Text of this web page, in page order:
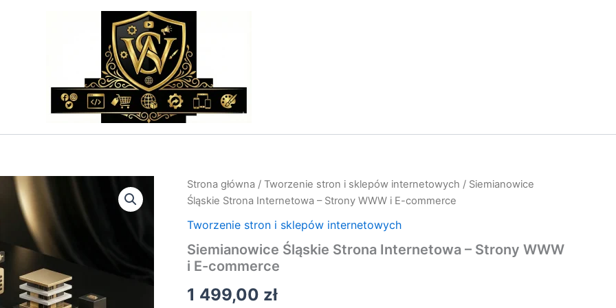
Strona główna / Tworzenie stron i sklepów internetowych / Siemianowice
Śląskie Strona Internetowa – Strony WWW i E-commerce
Tworzenie stron i sklepów internetowych
Siemianowice Śląskie Strona Internetowa – Strony WWW
i E-commerce
1 499,00 zł
ilość
Siemianowice
Śląskie
Strona
–
Strony
i